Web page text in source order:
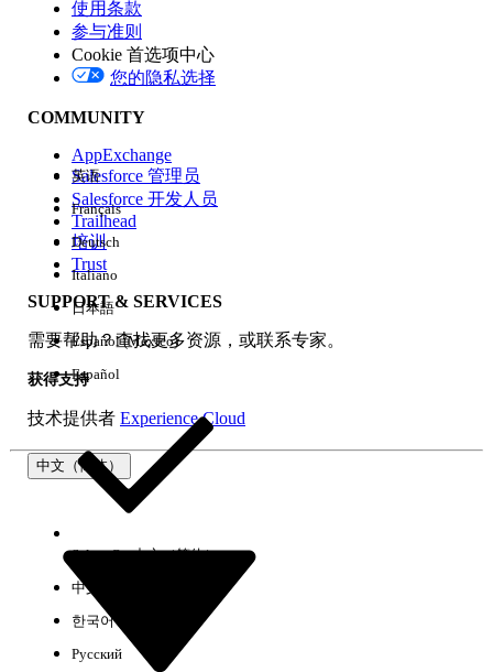
版本
体验
使用条款
参与准则
Cookie 首选项中心
您的隐私选择
COMMUNITY
AppExchange
Salesforce 管理员
Salesforce 开发人员
Trailhead
培训
Trust
SUPPORT & SERVICES
需要帮助？查找更多资源，或联系专家。
获得支持
技术提供者 Experience Cloud
中文（简体）
英语
Français
Deutsch
Italiano
日本語
Español (México)
Español
Select Org中文（简体）
中文（繁体）
한국어
Русский